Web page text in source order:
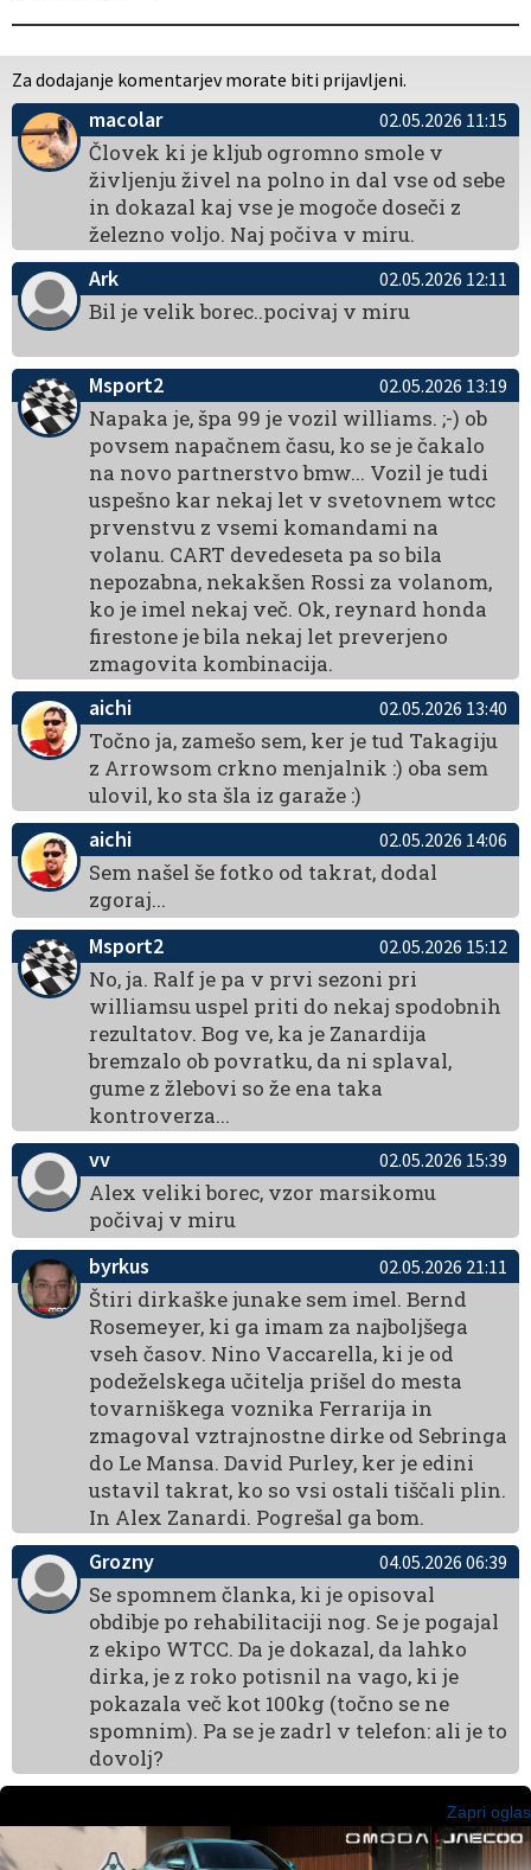
Za dodajanje komentarjev morate biti prijavljeni.
macolar 02.05.2026 11:15
Človek ki je kljub ogromno smole v
življenju živel na polno in dal vse od sebe
in dokazal kaj vse je mogoče doseči z
železno voljo. Naj počiva v miru.
Ark
02.05.2026 12:11
Bil je velik borec..pocivaj v miru
Msport2 02.05.2026 13:19
Napaka je, špa 99 je vozil williams. ;-) ob
povsem napačnem času, ko se je čakalo
na novo partnerstvo bmw... Vozil je tudi
uspešno kar nekaj let v svetovnem wtcc
prvenstvu z vsemi komandami na
volanu. CART devedeseta pa so bila
nepozabna, nekakšen Rossi za volanom,
ko je imel nekaj več. Ok, reynard honda
firestone je bila nekaj let preverjeno
zmagovita kombinacija.
aichi
02.05.2026 13:40
Točno ja, zamešo sem, ker je tud Takagiju
z Arrowsom crkno menjalnik :) oba sem
ulovil, ko sta šla iz garaže :)
aichi
02.05.2026 14:06
Sem našel še fotko od takrat, dodal
zgoraj...
Msport2
02.05.2026 15:12
No, ja. Ralf je pa v prvi sezoni pri
williamsu uspel priti do nekaj spodobnih
rezultatov. Bog ve, ka je Zanardija
bremzalo ob povratku, da ni splaval,
gume z žlebovi so že ena taka
kontroverza...
vv
02.05.2026 15:39
Alex veliki borec, vzor marsikomu
počivaj v miru
byrkus
02.05.2026 21:11
Štiri dirkaške junake sem imel. Bernd
Rosemeyer, ki ga imam za najboljšega
vseh časov. Nino Vaccarella, ki je od
podeželskega učitelja prišel do mesta
tovarniškega voznika Ferrarija in
zmagoval vztrajnostne dirke od Sebringa
do Le Mansa. David Purley, ker je edini
ustavil takrat, ko so vsi ostali tiščali plin.
In Alex Zanardi. Pogrešal ga bom.
Grozny
04.05.2026 06:39
Se spomnem članka, ki je opisoval
obdibje po rehabilitaciji nog. Se je pogajal
z ekipo WTCC. Da je dokazal, da lahko
dirka, je z roko potisnil na vago, ki je
pokazala več kot 100kg (točno se ne
spomnim). Pa se je zadrl v telefon: ali je to
dovolj?
Zapri oglas